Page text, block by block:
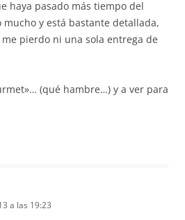
haya pasado más tiempo del
y está bastante detallada,
pierdo ni una sola entrega de
(qué hambre…) y a ver para
a las 19:23